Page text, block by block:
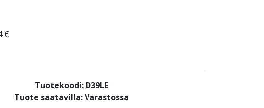
€
Tuotekoodi: D39LE
Tuote saatavilla:Varastossa